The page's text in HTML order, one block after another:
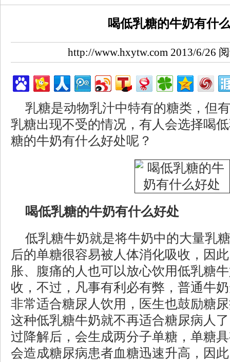
喝低乳糖的牛奶有什
http://www.hxytw.com 2013/6/26
乳糖是动物乳汁中特有的糖类，但
乳糖出现不受的情况，有人会选择喝
糖的牛奶有什么好处呢？
喝低乳糖的牛奶有什么好处
低乳糖牛奶就是将牛奶中的大量乳
后的单糖很容易被人体消化吸收，因
胀、腹痛的人也可以放心饮用低乳糖
收，不过，凡事有利必有弊，普通牛
非常适合糖尿人饮用，医生也鼓励糖
这种低乳糖牛奶就不再适合糖尿病人
过降解后，会生成两分子单糖，单糖
会造成糖尿病患者血糖迅速升高，因